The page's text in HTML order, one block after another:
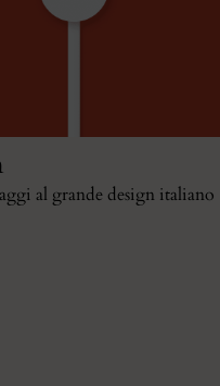
al grande design italiano